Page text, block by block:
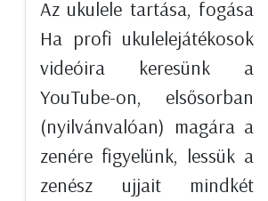
Az ukulele tartása, fogása
Ha profi ukulelejátékosok
videóira keresünk a
YouTube-on, elsősorban
(nyilvánvalóan) magára a
zenére figyelünk, lessük a
zenész ujjait mindkét